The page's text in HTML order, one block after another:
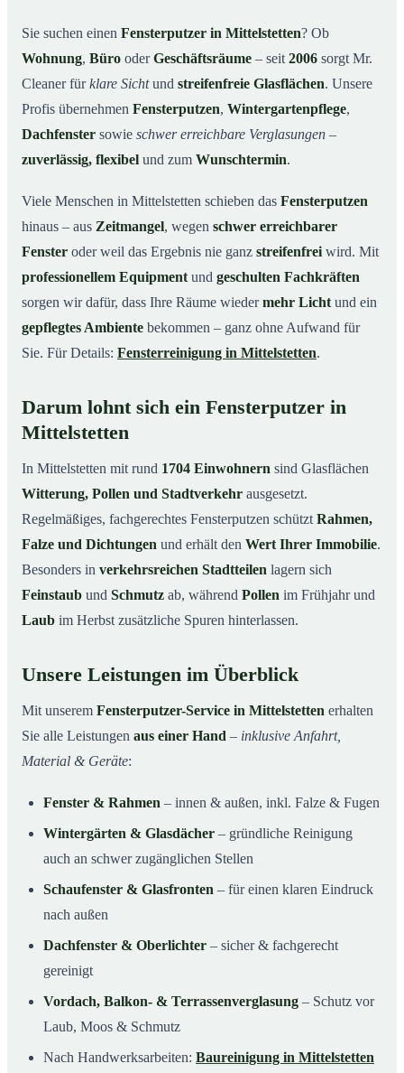
03Unsere Leistungen im Überblick
04Warum Mr. Cleaner in Mittelstetten?
05So funktioniert’s
07Jetzt kostenloses Angebot einholen
Mittelstetten im Einsatz
Sie suchen einen Fensterputzer in Mittelstetten? Ob
Wohnung, Büro oderGeschäftsräume – seit 2006 sorgt Mr.
Cleaner fürklare Sichtund streifenfreie Glasflächen. Unsere
Profis übernehmen Fensterputzen, Wintergartenpflege,
Dachfenster sowie schwer erreichbare Verglasungen –
zuverlässig, flexibel und zum Wunschtermin.
Viele Menschen in Mittelstetten schieben das Fensterputzen
hinaus – aus Zeitmangel, wegen schwer erreichbarer
Fenster oder weil das Ergebnis nie ganz streifenfrei wird. Mit
professionellem Equipment und geschulten Fachkräften
sorgen wir dafür, dass Ihre Räume wiedermehr Licht und ein
gepflegtes Ambiente bekommen – ganz ohne Aufwand für
Sie. Für Details: Fensterreinigung in Mittelstetten.
Darum lohnt sich ein Fensterputzer in
Mittelstetten
In Mittelstetten mit rund 1704 Einwohnern sind Glasflächen
Witterung, Pollen und Stadtverkehr ausgesetzt.
Regelmäßiges, fachgerechtes Fensterputzen schützt Rahmen,
Falze und Dichtungen und erhält den Wert Ihrer Immobilie.
Besonders in verkehrsreichen Stadtteilen lagern sich
Feinstaub und Schmutz ab, während Pollen im Frühjahr und
Laub im Herbst zusätzliche Spuren hinterlassen.
Unsere Leistungen im Überblick
Mit unserem Fensterputzer-Service in Mittelstetten erhalten
Sie alle Leistungen aus einer Hand – inklusive Anfahrt,
Material & Geräte:
Fenster & Rahmen – innen & außen, inkl. Falze & Fugen
Wintergärten & Glasdächer – gründliche Reinigung
auch an schwer zugänglichen Stellen
Schaufenster & Glasfronten – für einen klaren Eindruck
nach außen
Dachfenster & Oberlichter – sicher & fachgerecht
gereinigt
Vordach, Balkon- & Terrassenverglasung – Schutz vor
Laub, Moos & Schmutz
Nach Handwerksarbeiten: Baureinigung in Mittelstetten